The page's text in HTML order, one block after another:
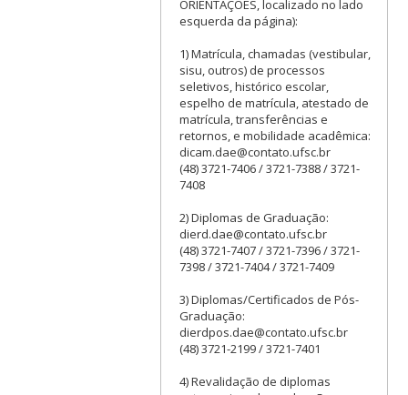
ORIENTAÇÕES, localizado no lado
esquerda da página):
1) Matrícula, chamadas (vestibular,
sisu, outros) de processos
seletivos, histórico escolar,
espelho de matrícula, atestado de
matrícula, transferências e
retornos, e mobilidade acadêmica:
dicam.dae@contato.ufsc.br
(48) 3721-7406 / 3721-7388 / 3721-
7408
2) Diplomas de Graduação:
dierd.dae@contato.ufsc.br
(48) 3721-7407 / 3721-7396 / 3721-
7398 / 3721-7404 / 3721-7409
3) Diplomas/Certificados de Pós-
Graduação:
dierdpos.dae@contato.ufsc.br
(48) 3721-2199 / 3721-7401
4) Revalidação de diplomas